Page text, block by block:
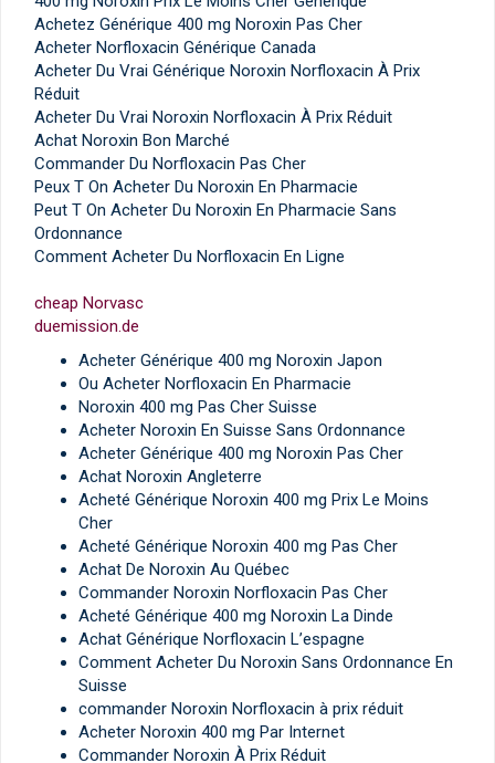
Achetez Générique 400 mg Noroxin Pas Cher
Acheter Norfloxacin Générique Canada
Acheter Du Vrai Générique Noroxin Norfloxacin À Prix
Réduit
Acheter Du Vrai Noroxin Norfloxacin À Prix Réduit
Achat Noroxin Bon Marché
Commander Du Norfloxacin Pas Cher
Peux T On Acheter Du Noroxin En Pharmacie
Peut T On Acheter Du Noroxin En Pharmacie Sans
Ordonnance
Comment Acheter Du Norfloxacin En Ligne
cheap Norvasc
duemission.de
Acheter Générique 400 mg Noroxin Japon
Ou Acheter Norfloxacin En Pharmacie
Noroxin 400 mg Pas Cher Suisse
Acheter Noroxin En Suisse Sans Ordonnance
Acheter Générique 400 mg Noroxin Pas Cher
Achat Noroxin Angleterre
Acheté Générique Noroxin 400 mg Prix Le Moins
Cher
Acheté Générique Noroxin 400 mg Pas Cher
Achat De Noroxin Au Québec
Commander Noroxin Norfloxacin Pas Cher
Acheté Générique 400 mg Noroxin La Dinde
Achat Générique Norfloxacin L’espagne
Comment Acheter Du Noroxin Sans Ordonnance En
Suisse
commander Noroxin Norfloxacin à prix réduit
Acheter Noroxin 400 mg Par Internet
Commander Noroxin À Prix Réduit